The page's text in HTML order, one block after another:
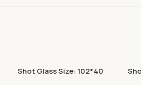
110 00Shot Glass Size: 102*40